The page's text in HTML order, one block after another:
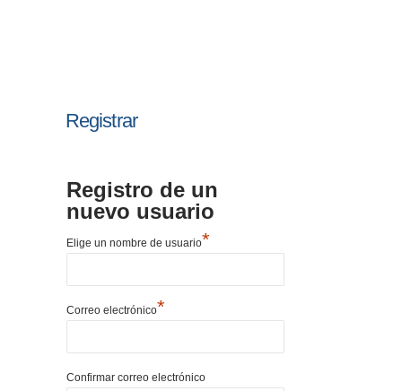
Registrar
Registro de un
nuevo usuario
Elige un nombre de usuario*
Correo electrónico*
Confirmar correo electrónico